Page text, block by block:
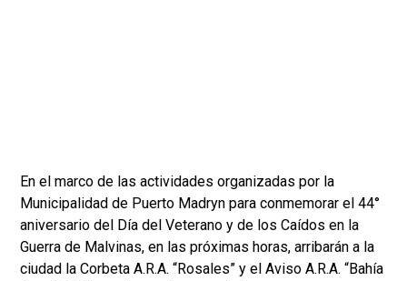
En el marco de las actividades organizadas por la
Municipalidad de Puerto Madryn para conmemorar el 44°
aniversario del Día del Veterano y de los Caídos en la
Guerra de Malvinas, en las próximas horas, arribarán a la
ciudad la Corbeta A.R.A. “Rosales” y el Aviso A.R.A. “Bahía